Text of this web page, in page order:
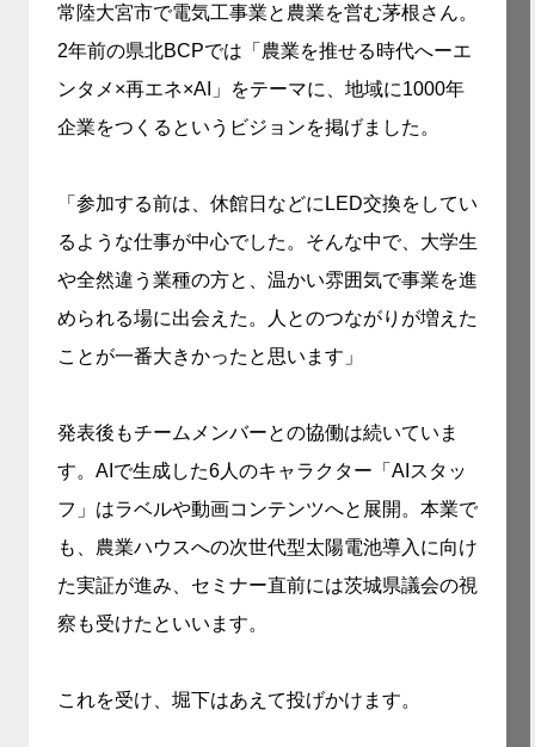
常陸大宮市で電気工事業と農業を営む茅根さん。
2年前の県北BCPでは「農業を推せる時代へーエ
ンタメ×再エネ×AI」をテーマに、地域に1000年
企業をつくるというビジョンを掲げました。
「参加する前は、休館日などにLED交換をしてい
るような仕事が中心でした。そんな中で、大学生
や全然違う業種の方と、温かい雰囲気で事業を進
められる場に出会えた。人とのつながりが増えた
ことが一番大きかったと思います」
発表後もチームメンバーとの協働は続いていま
す。AIで生成した6人のキャラクター「AIスタッ
フ」はラベルや動画コンテンツへと展開。本業で
も、農業ハウスへの次世代型太陽電池導入に向け
た実証が進み、セミナー直前には茨城県議会の視
察も受けたといいます。
これを受け、堀下はあえて投げかけます。